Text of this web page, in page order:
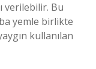
verilebilir. Bu
yemle birlikte
kullanılan